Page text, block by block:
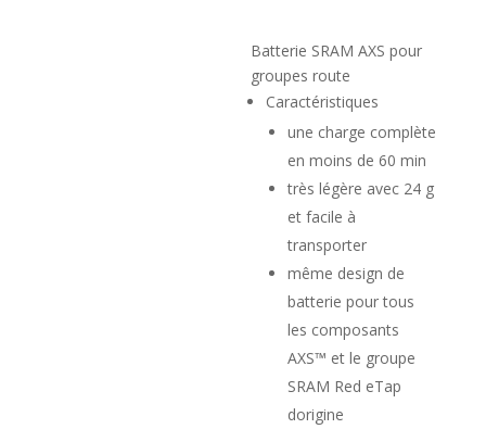
59,00 €.29,00 €.
Batterie SRAM AXS pour
groupes route
Caractéristiques
une charge complète
en moins de 60 min
très légère avec 24 g
et facile à
transporter
même design de
batterie pour tous
les composants
AXS™ et le groupe
SRAM Red eTap
dorigine